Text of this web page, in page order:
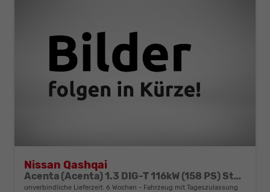
Nissan Qashqai
Acenta (Acenta) 1.3 DIG-T 116kW (158 PS) Stufenloses-X-Tronic-CVT
unverbindliche Lieferzeit: 6 Wochen Fahrzeug mit Tageszulassung